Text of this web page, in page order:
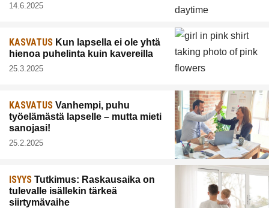
14.6.2025
KASVATUS Kun lapsella ei ole yhtä
hienoa puhelinta kuin kavereilla
25.3.2025
KASVATUS Vanhempi, puhu
työelämästä lapselle – mutta mieti
sanojasi!
25.2.2025
ISYYS Tutkimus: Raskausaika on
tulevalle isällekin tärkeä
siirtymävaihe